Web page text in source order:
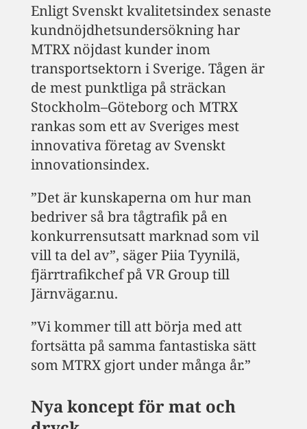
Enligt Svenskt kvalitetsindex senaste
kundnöjdhetsundersökning har
MTRX nöjdast kunder inom
transportsektorn i Sverige. Tågen är
de mest punktliga på sträckan
Stockholm–Göteborg och MTRX
rankas som ett av Sveriges mest
innovativa företag av Svenskt
innovationsindex.
”Det är kunskaperna om hur man
bedriver så bra tågtrafik på en
konkurrensutsatt marknad som vil
vill ta del av”, säger Piia Tyynilä,
fjärrtrafikchef på VR Group till
Järnvägar.nu.
”Vi kommer till att börja med att
fortsätta på samma fantastiska sätt
som MTRX gjort under många år.”
Nya koncept för mat och